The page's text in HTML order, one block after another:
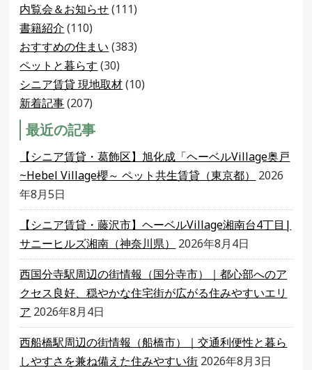
内覧会＆お知らせ(111)
書籍紹介 (110)
おすすめの住まい (383)
ペットと暮らす (30)
シニア賃貸 現地取材(10)
新着記事(207)
最近の記事
【シニア賃貸・葛飾区】旭化成「ヘーベルVillage奥戸
~Hebel Village櫻～ ペット共生賃貸（東京都）
2026
年8月5日
【シニア賃貸・藤沢市】ヘーベルVillage湘南台4丁目|
サニーヒルズ湘南（神奈川県）
2026年8月4日
西国分寺駅周辺の街情報（国分寺市）｜都心部へのア
クセス良好、穏やかな住宅街が広がる住みやすいエリ
ア 2026年8月4日
西船橋駅周辺の街情報（船橋市）｜交通利便性と暮ら
しやすさを兼ね備えた住みやすい街 2026年8月3日